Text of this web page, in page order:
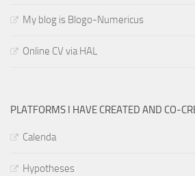
My blog is Blogo-Numericus
Online CV via HAL
PLATFORMS I HAVE CREATED AND CO-
Calenda
Hypotheses